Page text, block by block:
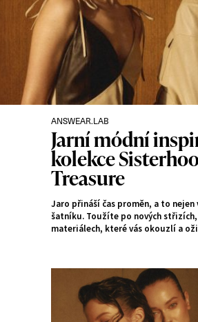
ANSWEAR.LAB
Jarní módní
kolekce
Treasure
Jaro přináší čas proměn, a to nejen
šatníku. Toužíte po nových střizích,
materiálech, které vás okouzlí a